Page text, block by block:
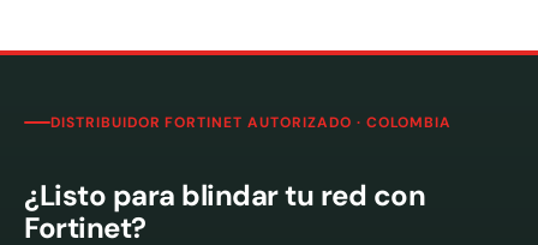
DISTRIBUIDOR FORTINET AUTORIZADO · COLOMBIA
¿Listo para blindar tu red con
Fortinet?